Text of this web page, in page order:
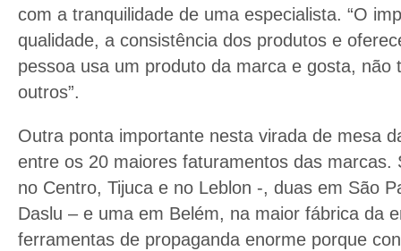
com a tranquilidade de uma especialista. “O
qualidade, a consistência dos produtos e
pessoa usa um produto da marca e gosta, não
outros”.
Outra ponta importante nesta virada de mesa
entre os 20 maiores faturamentos das marcas.
no Centro, Tijuca e no Leblon -, duas em São
Daslu – e uma em Belém, na maior fábrica da
ferramentas de propaganda enorme porque